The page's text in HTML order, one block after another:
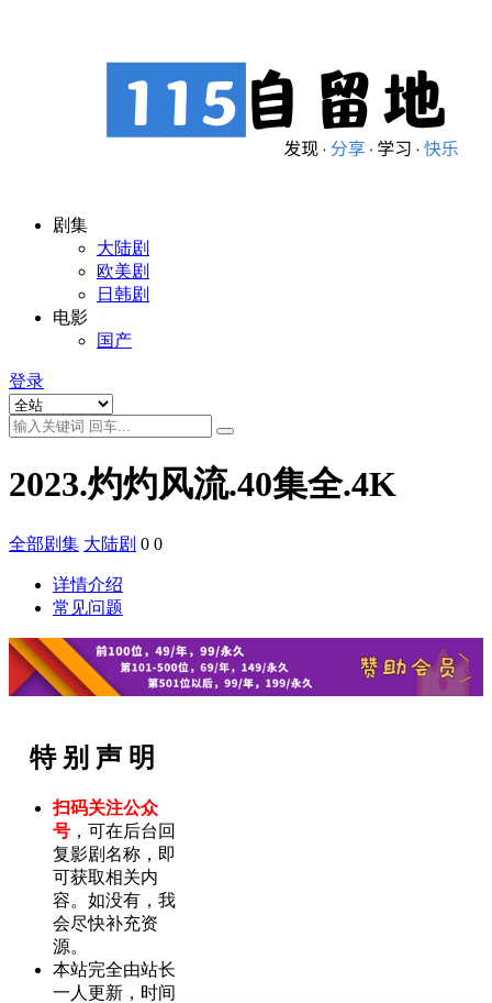
剧集
大陆剧
欧美剧
日韩剧
电影
国产
登录
2023.灼灼风流.40集全.4K
全部剧集 大陆剧 0 0
详情介绍
常见问题
特 别 声 明
扫码关注公众
号 ，可在后台回
复影剧名称，即
可获取相关内
容。如没有，我
会尽快补充资
源。
本站完全由站长
一人更新，时间